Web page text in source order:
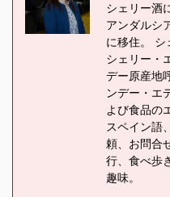
シェリー酒
アンダルシ
に移住。 シ
シェリー・
デー原産地
ンデー・エ
よび食品の
スペイン語
頼、お問合
行、食べ歩
趣味。